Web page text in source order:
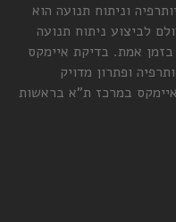
וניתוח תנועה הוא
לביצוע ניתוח תנועה
אמת. בדיקת איימקס
ופתרון מדויק
במרכז ת"א בראשות